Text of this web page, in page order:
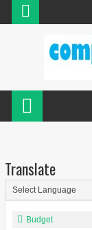
Translate
Budget